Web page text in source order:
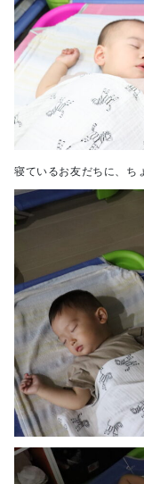
寝ているお友だちに、ち